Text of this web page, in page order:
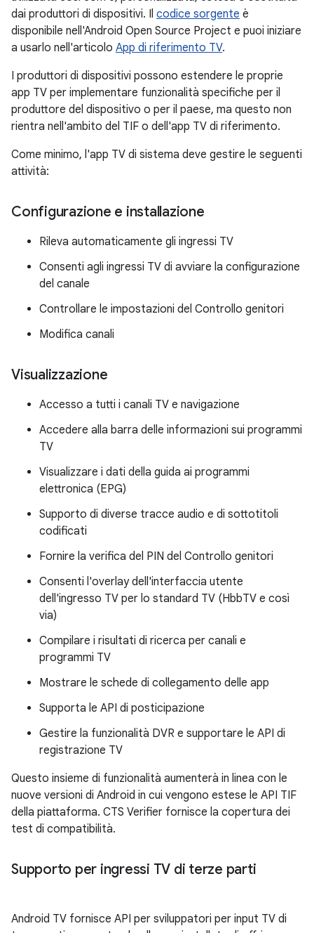
dai produttori di dispositivi. Il codice sorgente è
disponibile nell'Android Open Source Project e puoi iniziare
a usarlo nell'articolo App di riferimento TV.
I produttori di dispositivi possono estendere le proprie
app TV per implementare funzionalità specifiche per il
produttore del dispositivo o per il paese, ma questo non
rientra nell'ambito del TIF o dell'app TV di riferimento.
Come minimo, l'app TV di sistema deve gestire le seguenti
attività:
Configurazione e installazione
Rileva automaticamente gli ingressi TV
Consenti agli ingressi TV di avviare la configurazione
del canale
Controllare le impostazioni del Controllo genitori
Modifica canali
Visualizzazione
Accesso a tutti i canali TV e navigazione
Accedere alla barra delle informazioni sui programmi
TV
Visualizzare i dati della guida ai programmi
elettronica (EPG)
Supporto di diverse tracce audio e di sottotitoli
codificati
Fornire la verifica del PIN del Controllo genitori
Consenti l'overlay dell'interfaccia utente
dell'ingresso TV per lo standard TV (HbbTV e così
via)
Compilare i risultati di ricerca per canali e
programmi TV
Mostrare le schede di collegamento delle app
Supporta le API di posticipazione
Gestire la funzionalità DVR e supportare le API di
registrazione TV
Questo insieme di funzionalità aumenterà in linea con le
nuove versioni di Android in cui vengono estese le API TIF
della piattaforma. CTS Verifier fornisce la copertura dei
test di compatibilità.
Supporto per ingressi TV di terze parti
Android TV fornisce API per sviluppatori per input TV di